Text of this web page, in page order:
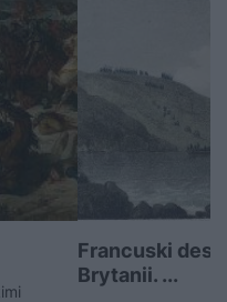
Francuski
Brytanii. ...